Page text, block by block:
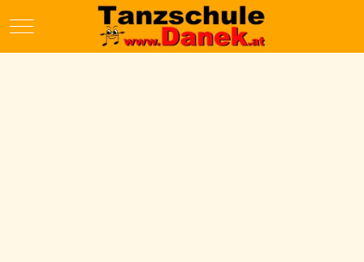
Mobile Menu Toggle